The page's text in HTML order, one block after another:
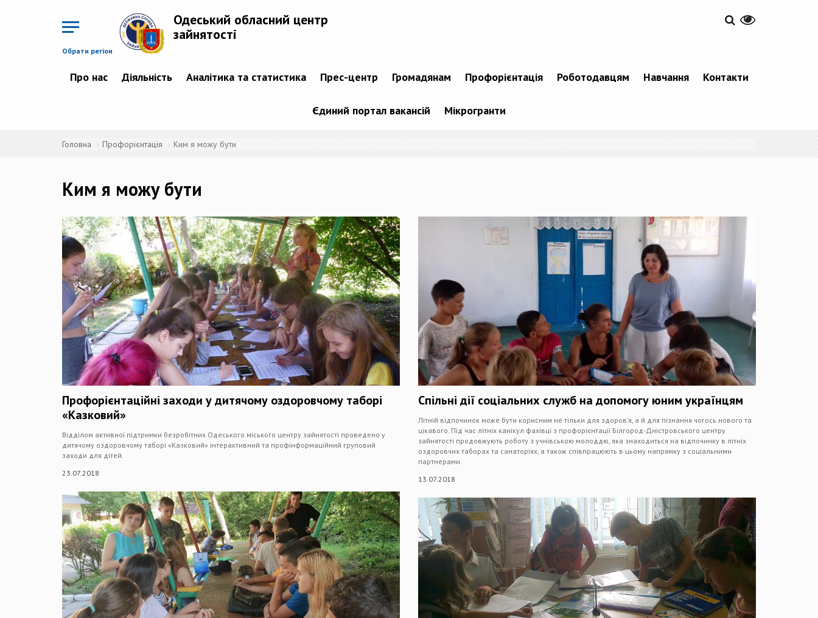
Обрати регіон
Одеський обласний центр
зайнятості
Про нас Діяльність Аналітика та статистика Прес-центр Громадянам Профорієнтація Роботодавцям Навчання Контакти
Єдиний портал вакансій Мікрогранти
Головна Профорієнтація Ким я можу бути
Ким я можу бути
Профорієнтаційні заходи у дитячому оздоровчому таборі
«Казковий»
Відділом активної підтримки безробітних Одеського міського центру зайнятості проведено у
дитячому оздоровчому таборі «Казковий» інтерактивний та профінформаційний груповий
заходи для дітей.
23.07.2018
Спільні дії соціальних служб на допомогу юним українцям
Літній відпочинок може бути корисним не тільки для здоров’я, а й для пізнання чогось нового та
цікавого. Під час літніх канікул фахівці з профорієнтації Білгород-Дністровського центру
зайнятості продовжують роботу з учнівською молоддю, яка знаходиться на відпочинку в літніх
оздоровчих таборах та санаторіях, а також співпрацюють в цьому напрямку з соціальними
партнерами.
13.07.2018